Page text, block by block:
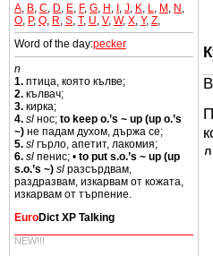
A B C D E F, G H I J K L M N
O P, Q R S T, U V, W, X Y, Z
Word of the day:pecker
n
1. птица, която кълве;
2. кълвач;
3. кирка;
4. sl нос; to keep o.’s ~ up (up o.’s
~) не падам духом, държа се;
5. sl гърло, апетит, лакомия;
6. sl пенис; • to put s.o.’s ~ up (up
s.o.’s ~) sl разсърдвам,
раздразвам, изкарвам от кожата,
изкарвам от търпение.
EuroDict XP Talking
NEW!!!